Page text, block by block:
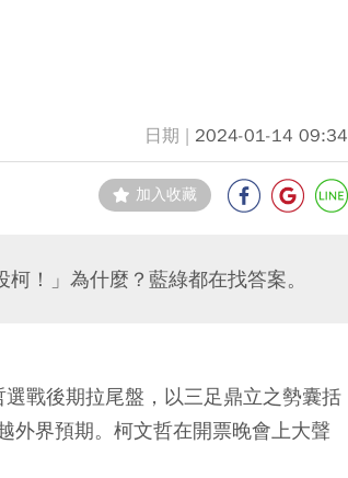
2024-01-14 09:34
加入收藏
！」為什麼？藍綠都在找答案。
戰後期拉尾盤，以三足鼎立之勢囊括
外界預期。柯文哲在開票晚會上大聲